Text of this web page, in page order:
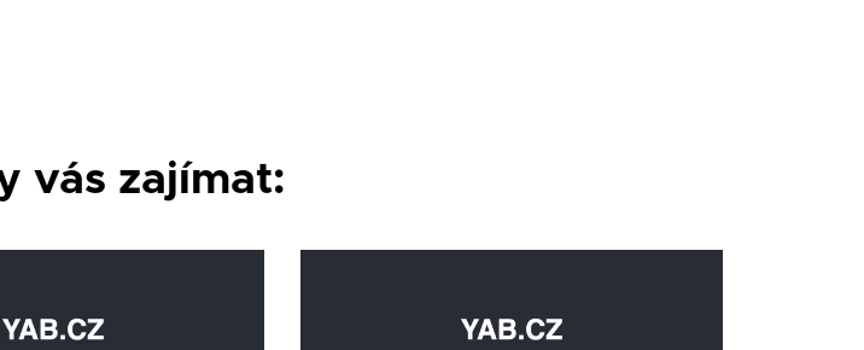
vás zajímat: